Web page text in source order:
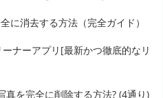
に消去する方法（完全ガイド）
ナーアプリ[最新かつ徹底的なリ
を完全に削除する方法? (4通り)